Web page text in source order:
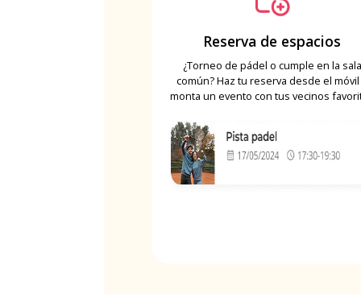
Reserva de espacios
¿Torneo de pádel o cumple en la sala
común? Haz tu reserva desde el
monta un evento con tus vecinos